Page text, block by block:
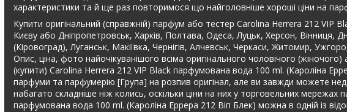
характеристики та й ще раз повторимося що найголовніше хороші ціни на
Купити оригінальний (справжній) парфум або тестер Carolina Herrera 212 VIP
Києву або Дніпропетровськ, Харків, Полтава, Одеса, Луцьк, Херсон, Вінниця,
(Кіровоград), Луганськ, Макіївка, Чернігів, Алчевськ, Черкаси, Житомир,
Опис, ціна, фото найочікуванішого всіма оригінального чоловічого
(купити) Carolina Herrera 212 VIP Black парфумована вода 100 ml. (Кароліна
парфуми та парфумерію [Група] на розпив оригінал, але ви завжди можете
набагато складніше ніж колись, оскільки ціни на них у торговельних мережах
парфумована вода 100 ml. (Кароліна Еррера 212 Віп Блек) можна в одній із